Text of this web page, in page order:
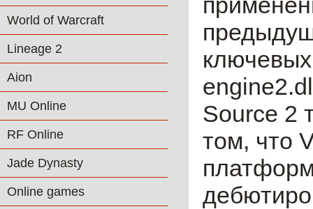
World of Warcraft
Lineage 2
Aion
MU Online
RF Online
Jade Dynasty
Online games
Source 2
том, что